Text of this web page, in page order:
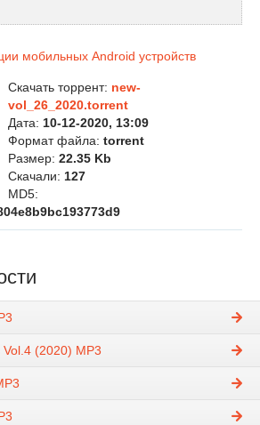
Скачать торрент: new-
vol_26_2020.torrent
Дата: 10-12-2020, 13:09
Формат файла: torrent
Размер: 22.35 Kb
Скачали: 127
MD5:
(2020) MP3